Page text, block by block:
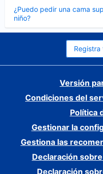
¿Puedo pedir una cama
niño?
cerrado
Registra
Versión
Condiciones del
Política
Gestionar la
Gestiona las
Declaración
Declaración